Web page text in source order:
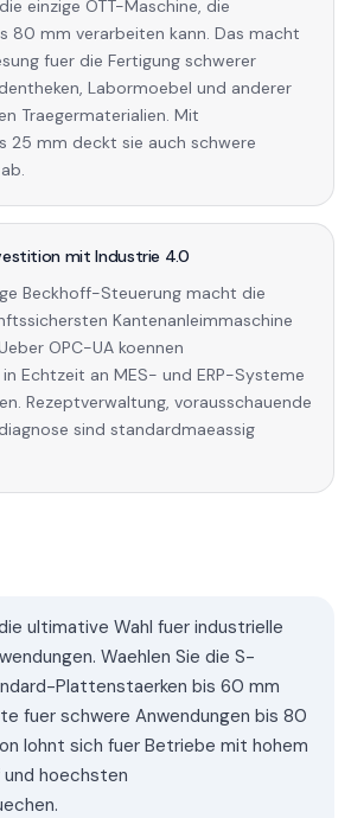
einzige OTT-Maschine, die
80 mm verarbeiten kann. Das macht
fuer die Fertigung schwerer
Labormoebel und anderer
Traegermaterialien. Mit
25 mm deckt sie auch schwere
mit Industrie 4.0
Beckhoff-Steuerung macht die
Kantenanleimmaschine
OPC-UA koennen
Echtzeit an MES- und ERP-Systeme
Rezeptverwaltung, vorausschauende
sind standardmaeassig
ultimative Wahl fuer industrielle
Waehlen Sie die S-
Plattenstaerken bis 60 mm
fuer schwere Anwendungen bis 80
lohnt sich fuer Betriebe mit hohem
hoechsten